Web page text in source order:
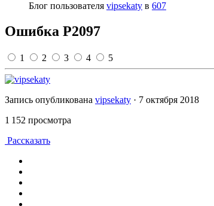
Блог пользователя vipsekaty в 607
Ошибка Р2097
1 2 3 4 5
Запись опубликована vipsekaty · 7 октября 2018
1 152 просмотра
Рассказать